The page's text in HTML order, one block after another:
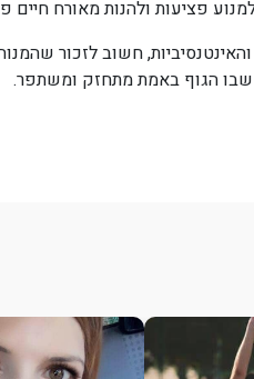
פציעות ולהנות מאורח חיים
חשוב לזכור
הגוף באמת מתחזק ומשתפר.